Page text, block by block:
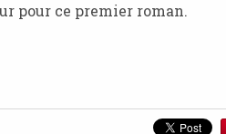
pour ce premier roman.